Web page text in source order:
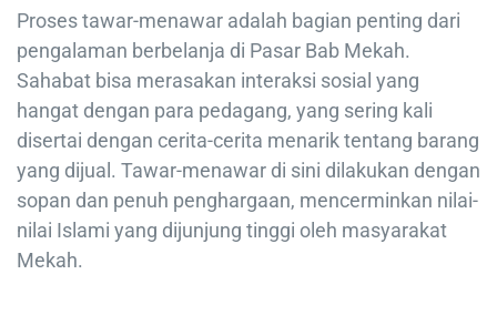
Proses tawar-menawar adalah bagian penting dari
pengalaman berbelanja di Pasar Bab Mekah.
Sahabat bisa merasakan interaksi sosial yang
hangat dengan para pedagang, yang sering kali
disertai dengan cerita-cerita menarik tentang barang
yang dijual. Tawar-menawar di sini dilakukan dengan
sopan dan penuh penghargaan, mencerminkan nilai-
nilai Islami yang dijunjung tinggi oleh masyarakat
Mekah.